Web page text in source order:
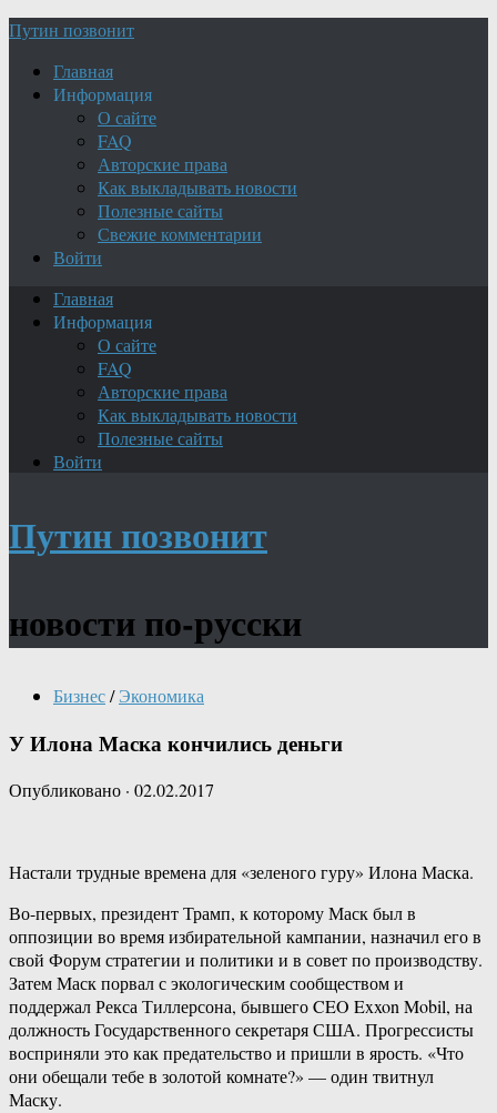
Путин позвонит
Главная
Информация
О сайте
FAQ
Авторские права
Как выкладывать новости
Полезные сайты
Свежие комментарии
Войти
Главная
Информация
О сайте
FAQ
Авторские права
Как выкладывать новости
Полезные сайты
Войти
Путин позвонит
новости по-русски
Бизнес/ Экономика
У Илона Маска кончились деньги
Опубликовано · 02.02.2017
Настали трудные времена для «зеленого гуру» Илона Маска.
Во-первых, президент Трамп, к которому Маск был в
оппозиции во время избирательной кампании, назначил его в
свой Форум стратегии и политики и в совет по производству.
Затем Маск порвал с экологическим сообществом и
поддержал Рекса Тиллерсона, бывшего CEO Exxon Mobil, на
должность Государcтвенного секретаря США. Прогрессисты
восприняли это как предательство и пришли в ярость. «Что
они обещали тебе в золотой комнате?» — один твитнул
Маску.